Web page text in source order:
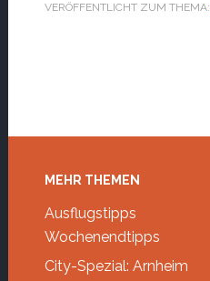
VERÖFFENTLICHT ZUM THEMA:
Footer
MEHR THEMEN
Ausflugstipps
Wochenendtipps
City-Spezial: Arnheim